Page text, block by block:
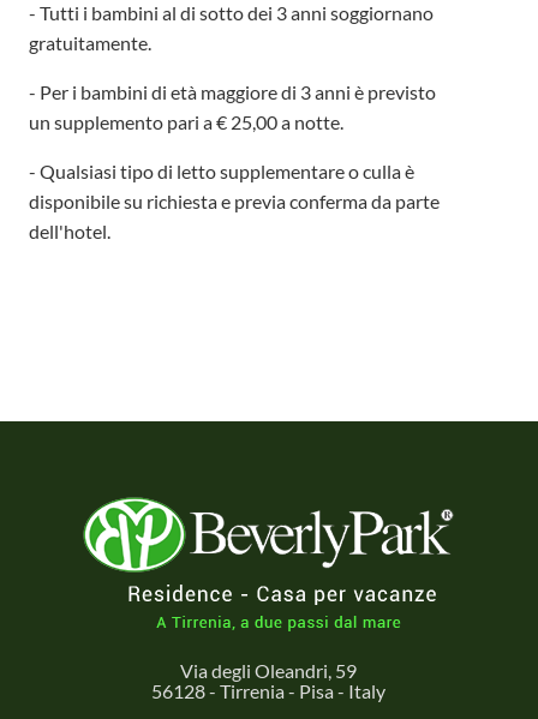
- Tutti i bambini al di sotto dei 3 anni soggiornano
gratuitamente.
- Per i bambini di età maggiore di 3 anni è previsto
un supplemento pari a € 25,00 a notte.
- Qualsiasi tipo di letto supplementare o culla è
disponibile su richiesta e previa conferma da parte
dell'hotel.
Via degli Oleandri, 59
56128 - Tirrenia - Pisa - Italy